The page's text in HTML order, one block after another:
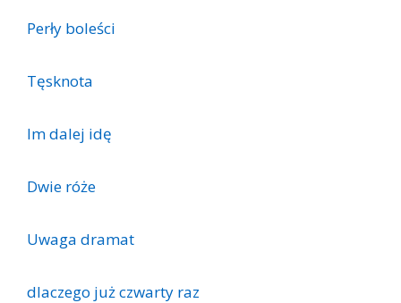
Perły boleści
Tęsknota
Im dalej idę
Dwie róże
Uwaga dramat
dlaczego już czwarty raz